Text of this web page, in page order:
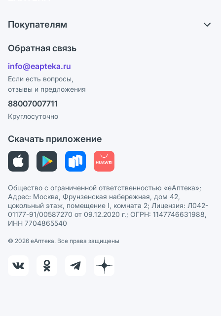
Ответы на вопросы
Блог
Карьера
Поставщики
Лицензия
Реклама на сайте
Ваши товары на ЕАПТЕКЕ
Покупателям
Программа СберСпасибо
Политика конфиденциальности
Пользовательское соглашение
Политика рекомендаций
Этика и соответствие
Политика в отношении обработки персональных данных
Обратная связь
info@eapteka.ru
Если есть вопросы,
отзывы и предложения
88007007711
Круглосуточно
Скачать приложение
Общество с ограниченной ответственностью «еАптека»;
Адрес: Москва, Фрунзенская набережная, дом 42,
цокольный этаж, помещение I, комната 2; Лицензия: Л042-
01177-91/00587270 от 09.12.2020 г.; ОГРН: 1147746631988,
ИНН 7704865540
© 2026 eАптека. Все права защищены